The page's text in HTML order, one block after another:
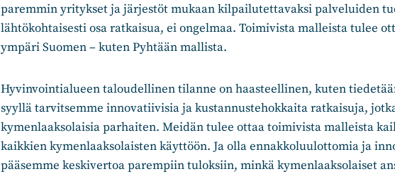
paremmin yritykset ja järjestöt mukaan kilpailutettavaksi palveluiden
lähtökohtaisesti osa ratkaisua, ei ongelmaa. Toimivista malleista tulee
ympäri Suomen – kuten Pyhtään mallista.
Hyvinvointialueen taloudellinen tilanne on haasteellinen, kuten
syyllä tarvitsemme innovatiivisia ja kustannustehokkaita ratkaisuja,
kymenlaaksolaisia parhaiten. Meidän tulee ottaa toimivista malleista
kaikkien kymenlaaksolaisten käyttöön. Ja olla ennakkoluulottomia ja
pääsemme keskivertoa parempiin tuloksiin, minkä kymenlaaksolaiset